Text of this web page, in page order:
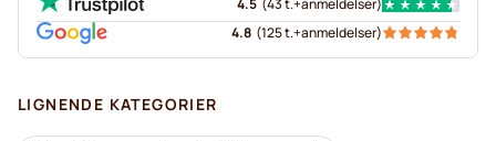
4.5 (43 t.+anmeldelser)
4.8 (125 t.+anmeldelser)
LIGNENDE KATEGORIER